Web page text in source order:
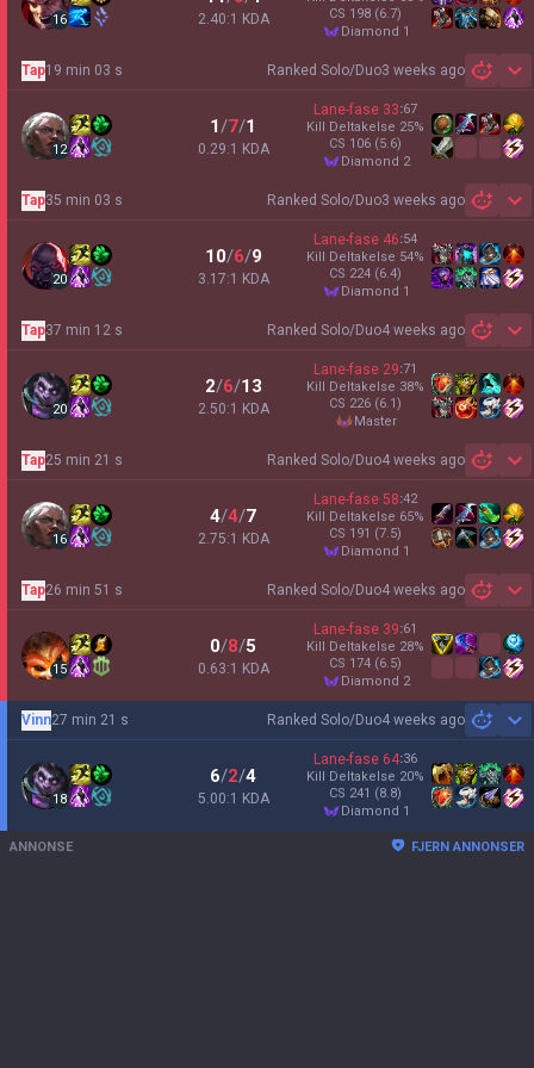
16 2.40:1 KDA
CS 198 (6.7)
diamond 1
Ranked Solo/Duo3 weeks ago
Tap19 min 03 s
12
1/7/1
0.29:1 KDA
Lane-fase 33:67
Kill Deltakelse 25%
CS 106 (5.6)
diamond 2
Ranked Solo/Duo3 weeks ago
Tap35 min 03 s
20
10/6/9
3.17:1 KDA
Lane-fase 46:54
Kill Deltakelse 54%
CS 224 (6.4)
diamond 1
Ranked Solo/Duo4 weeks ago
Tap37 min 12 s
20
2/6/13
2.50:1 KDA
Lane-fase 29:71
Kill Deltakelse 38%
CS 226 (6.1)
master
Ranked Solo/Duo4 weeks ago
Tap25 min 21 s
16
4/4/7
2.75:1 KDA
Lane-fase 58:42
Kill Deltakelse 65%
CS 191 (7.5)
diamond 1
Ranked Solo/Duo4 weeks ago
Tap26 min 51 s
15
0/8/5
0.63:1 KDA
Lane-fase 39:61
Kill Deltakelse 28%
CS 174 (6.5)
diamond 2
Ranked Solo/Duo4 weeks ago
Vinn27 min 21 s
18
6/2/4
5.00:1 KDA
Lane-fase 64:36
Kill Deltakelse 20%
CS 241 (8.8)
diamond 1
ANNONSE FJERN ANNONSER